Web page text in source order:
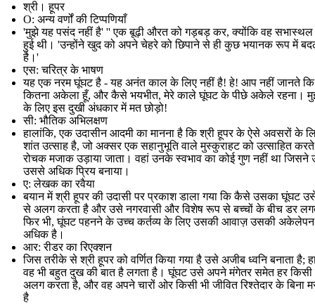
श्री। हूपर
O: अन्य वर्णों की टिप्पणियाँ
'मुझे यह पसंद नहीं है' '' एक बूढ़ी औरत को गड़बड़ कर, क्योंकि वह सभास्थल
हुई थी। 'उन्होंने खुद को अपने चेहरे को छिपाने से ही कुछ भयानक रूप में
है।'
एस: चरित्र के भाषण
यह एक नरम घूंघट है - यह अनंत काल के लिए नहीं है! हे! आप नहीं जानते
कितना अकेला हूँ, और कैसे भयभीत, मेरे काले घूंघट के पीछे अकेले रहना।
के लिए इस दुखी अंधकार में मत छोड़ो!
सी: भौतिक अभिलक्षण
हालांकि, एक उदासीन आदमी का मानना ​​है कि श्री हूपर के ऐसे अवसरों के
शांत उत्साह है, जो अक्सर एक सहानुभूति वाले मुस्कुराहट को उत्साहित
रोचक मजाक उड़ाया जाता। वहां उनके स्वभाव का कोई गुण नहीं था जिसने
उससे अधिक प्रिय बनाया।
ए: लेखक का रवैया
बयान में श्री हूपर की उदासी पर प्रकाश डाला गया कि कैसे उसका घूंघट उसे
से अलग करता है और उसे नगरवासी और विशेष रूप से बच्चों के बीच डर
फिर भी, घूंघट पहनने के उच्च कर्तव्य के लिए उसकी आवाज़ उसकी
अधिक है।
आर: रीडर का रिएक्शन
जिस तरीके से श्री हूपर को वर्णित किया गया है उसे अजीब ध्वनि बनाता है;
वह भी बहुत दुख की बात है लगता है। घूंघट उसे अपने मंगेतर समेत हर
अलग करता है, और वह अपने चारों ओर किसी भी जीवित रिश्तेदार के बिना
है